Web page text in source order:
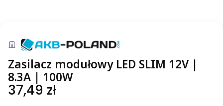
Zasilacz modułowy LED SLIM 12V |
8.3A | 100W
Cena
37,49 zł